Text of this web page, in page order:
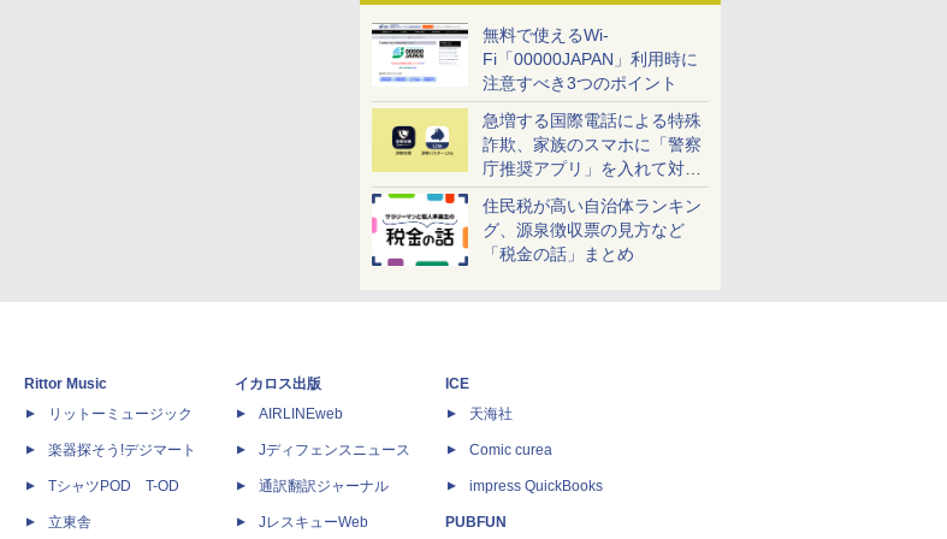
無料で使えるWi-
Fi「00000JAPAN」利用時に
注意すべき3つのポイント
急増する国際電話による特殊
詐欺、家族のスマホに「警察
庁推奨アプリ」を入れて対策
しよう！
住民税が高い自治体ランキン
グ、源泉徴収票の見方など
「税金の話」まとめ
Rittor Music
リットーミュージック
楽器探そう!デジマート
TシャツPOD T-OD
立東舎
イカロス出版
AIRLINEweb
Jディフェンスニュース
通訳翻訳ジャーナル
JレスキューWeb
ICE
天海社
Comic curea
impress QuickBooks
PUBFUN